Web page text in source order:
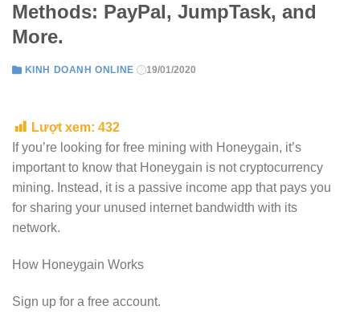
Methods: PayPal, JumpTask, and
More.
KINH DOANH ONLINE 19/01/2020
Lượt xem: 432
If you’re looking for free mining with Honeygain, it’s
important to know that Honeygain is not cryptocurrency
mining. Instead, it is a passive income app that pays you
for sharing your unused internet bandwidth with its
network.
How Honeygain Works
Sign up for a free account.